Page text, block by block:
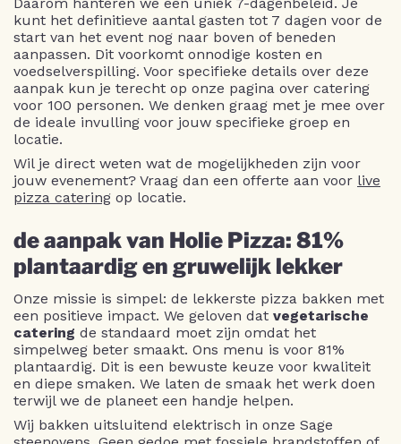
kunt het definitieve aantal gasten tot 7 dagen voor de
start van het event nog naar boven of beneden
aanpassen. Dit voorkomt onnodige kosten en
voedselverspilling. Voor specifieke details over deze
aanpak kun je terecht op onze pagina over catering
voor 100 personen. We denken graag met je mee over
de ideale invulling voor jouw specifieke groep en
locatie.
Wil je direct weten wat de mogelijkheden zijn voor
jouw evenement? Vraag dan een offerte aan voor live
pizza catering op locatie.
de aanpak van Holie Pizza: 81%
plantaardig en gruwelijk lekker
Onze missie is simpel: de lekkerste pizza bakken met
een positieve impact. We geloven dat vegetarische
catering de standaard moet zijn omdat het
simpelweg beter smaakt. Ons menu is voor 81%
plantaardig. Dit is een bewuste keuze voor kwaliteit
en diepe smaken. We laten de smaak het werk doen
terwijl we de planeet een handje helpen.
Wij bakken uitsluitend elektrisch in onze Sage